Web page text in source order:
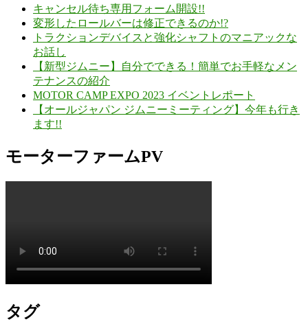
キャンセル待ち専用フォーム開設!!
変形したロールバーは修正できるのか!?
トラクションデバイスと強化シャフトのマニアックな
お話し
【新型ジムニー】自分でできる！簡単でお手軽なメン
テナンスの紹介
MOTOR CAMP EXPO 2023 イベントレポート
【オールジャパン ジムニーミーティング】今年も行き
ます!!
モーターファームPV
タグ